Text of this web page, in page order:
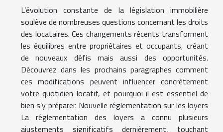
L’évolution constante de la législation immobilière
soulève de nombreuses questions concernant les droits
des locataires. Ces changements récents transforment
les équilibres entre propriétaires et occupants, créant
de nouveaux défis mais aussi des opportunités.
Découvrez dans les prochains paragraphes comment
ces modifications peuvent influencer concrètement
votre quotidien locatif, et pourquoi il est essentiel de
bien s’y préparer. Nouvelle réglementation sur les loyers
La réglementation des loyers a connu plusieurs
ajustements significatifs dernièrement, touchant